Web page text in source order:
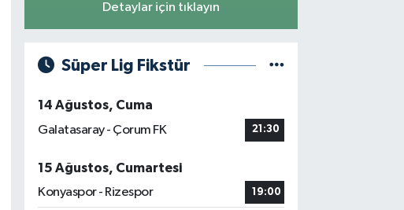
Detaylar için tıklayın
Süper Lig Fikstür
14 Ağustos, Cuma
Galatasaray - Çorum FK
21:30
15 Ağustos, Cumartesi
Konyaspor - Rizespor
19:00